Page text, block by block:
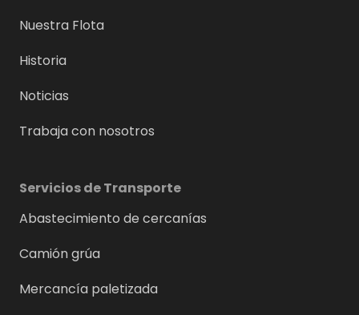
Nuestra Flota
Historia
Noticias
Trabaja con nosotros
Servicios de Transporte
Abastecimiento de cercanías
Camión grúa
Mercancía paletizada